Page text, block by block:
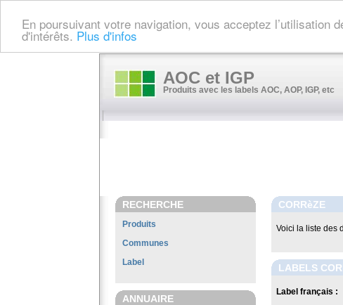
En poursuivant votre navigation, vous acceptez
d'intérêts. Plus d'infos
AOC et IGP
Produits avec les labels AOC, AOP, IGP, etc
RECHERCHE
Produits
Communes
Label
ANNUAIRE
CORRèZE
Voici la liste des
LABELS
Label français :